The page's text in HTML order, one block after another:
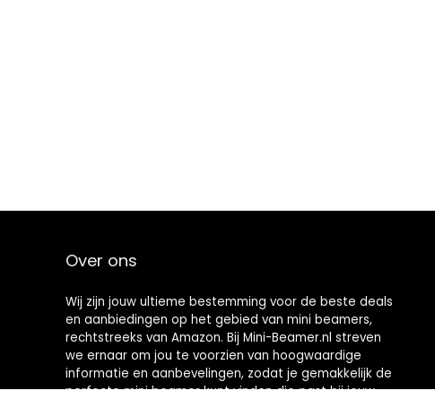
Over ons
Wij zijn jouw ultieme bestemming voor de beste deals
en aanbiedingen op het gebied van mini beamers,
rechtstreeks van Amazon. Bij Mini-Beamer.nl streven
we ernaar om jou te voorzien van hoogwaardige
informatie en aanbevelingen, zodat je gemakkelijk de
perfecte mini beamer kunt vinden die past bij jouw